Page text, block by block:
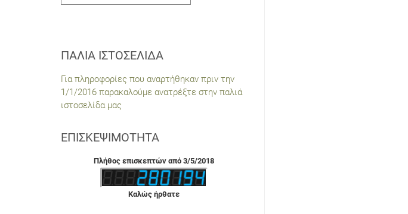
ΠΑΛΙΆ ΙΣΤΟΣΕΛΊΔΑ
Για πληροφορίες που αναρτήθηκαν πριν την
1/1/2016 παρακαλούμε ανατρέξτε στην παλιά
ιστοσελίδα μας
ΕΠΙΣΚΕΨΙΜΌΤΗΤΑ
Πλήθος επισκεπτών από 3/5/2018
Καλώς ήρθατε